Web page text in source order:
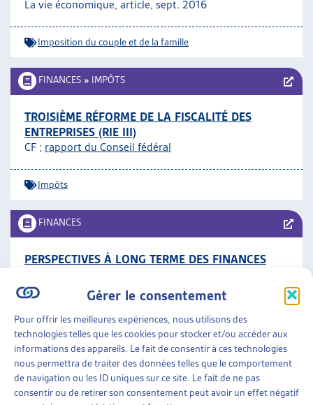
Gérer le consentement
Pour offrir les meilleures expériences, nous utilisons des
technologies telles que les cookies pour stocker et/ou accéder aux
informations des appareils. Le fait de consentir à ces technologies
nous permettra de traiter des données telles que le comportement
de navigation ou les ID uniques sur ce site. Le fait de ne pas
consentir ou de retirer son consentement peut avoir un effet négatif
La vie économique, article, sept. 2016
Imposition du couple et de la famille
FINANCES » IMPÔTS
TROISIÈME RÉFORME DE LA FISCALITÉ DES
ENTREPRISES (RIE III)
CF ; rapport du Conseil fédéral
Impôts
FINANCES
PERSPECTIVES À LONG TERME DES FINANCES
DFF, rapport, avril 2016
FINANCES »IMPÔTS
« RÉGLO » – CAMPAGNE DE PRÉVENTION ET DE